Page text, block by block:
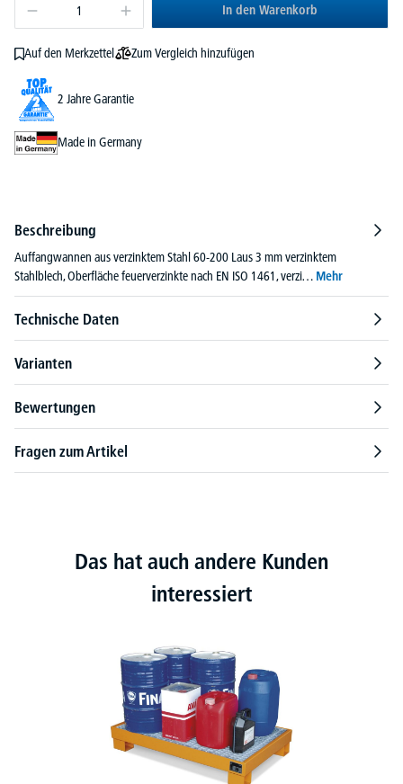
In den Warenkorb
Auf den Merkzettel Zum Vergleich hinzufügen
2 Jahre Garantie
Made in Germany
Beschreibung
Auffangwannen aus verzinktem Stahl 60-200 Laus 3 mm verzinktem
Stahlblech, Oberfläche feuerverzinkte nach EN ISO 1461, verzi… Mehr
Technische Daten
Varianten
Bewertungen
Fragen zum Artikel
Das hat auch andere Kunden
interessiert